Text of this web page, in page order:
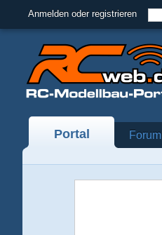
Anmelden oder registrieren
Portal Forum